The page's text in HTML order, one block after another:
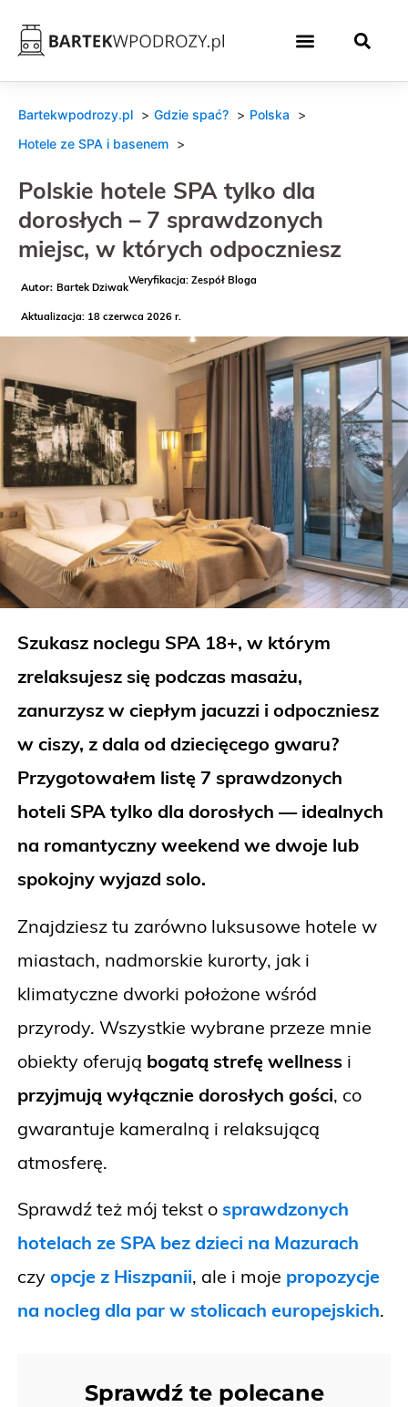
Bartekwpodrozy.pl Gdzie spać?
Polska
Hotele ze SPA i basenem
Polskie hotele SPA tylko dla
dorosłych – 7 sprawdzonych
miejsc, w których odpoczniesz
Bartek Dziwak
Weryfikacja: Zespół Bloga
Aktualizacja: 18 czerwca 2026 r.
Szukasz noclegu SPA 18+, w którym
zrelaksujesz się podczas masażu,
zanurzysz w ciepłym jacuzzi i odpoczniesz
w ciszy, z dala od dziecięcego gwaru?
Przygotowałem listę 7 sprawdzonych
hoteli SPA tylko dla dorosłych — idealnych
na romantyczny weekend we dwoje lub
spokojny wyjazd solo.
Znajdziesz tu zarówno luksusowe hotele w
miastach, nadmorskie kurorty, jak i
klimatyczne dworki położone wśród
przyrody. Wszystkie wybrane przeze mnie
obiekty oferują bogatą strefę wellness i
przyjmują wyłącznie dorosłych gości, co
gwarantuje kameralną i relaksującą
atmosferę.
Sprawdź też mój tekst o sprawdzonych
hotelach ze SPA bez dzieci na Mazurach
czy opcje z Hiszpanii, ale i moje propozycje
na nocleg dla par w stolicach europejskich.
Sprawdź te polecane